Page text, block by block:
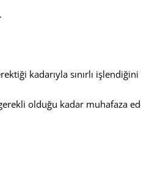
kadarıyla sınırlı
olduğu kadar muhafaza